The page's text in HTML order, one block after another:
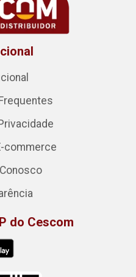
commerce
do Cescom